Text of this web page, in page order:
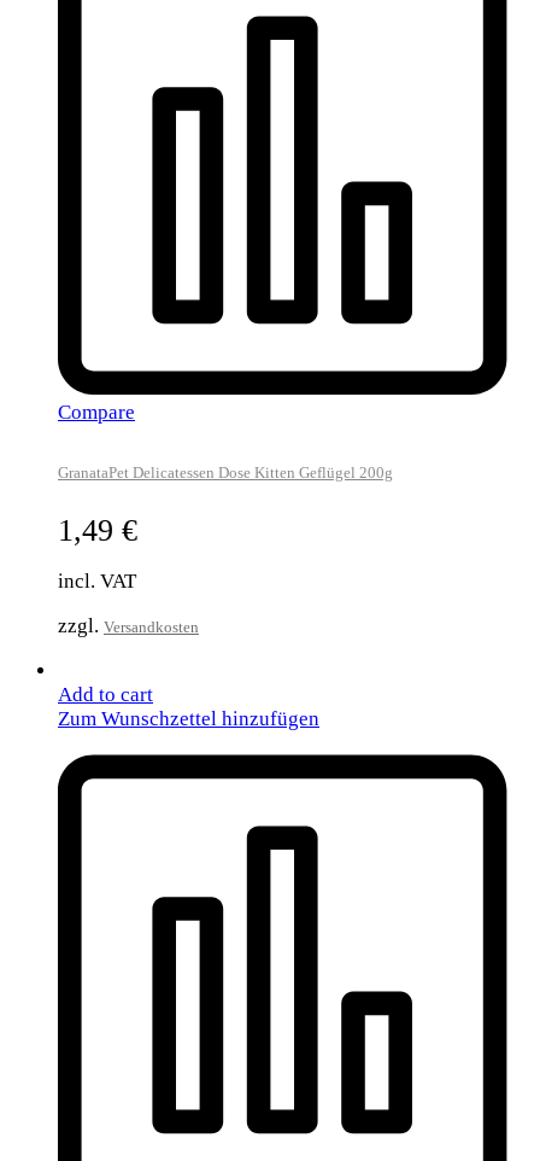
Compare
GranataPet Delicatessen Dose Kitten Geflügel 200g
1,49 €
incl. VAT
zzgl. Versandkosten
Add to cart
Zum Wunschzettel hinzufügen